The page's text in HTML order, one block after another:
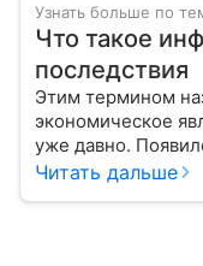
Узнать больше по
Что такое
последствия
Этим термином
экономическое
уже давно.
что эти
Читать дальше